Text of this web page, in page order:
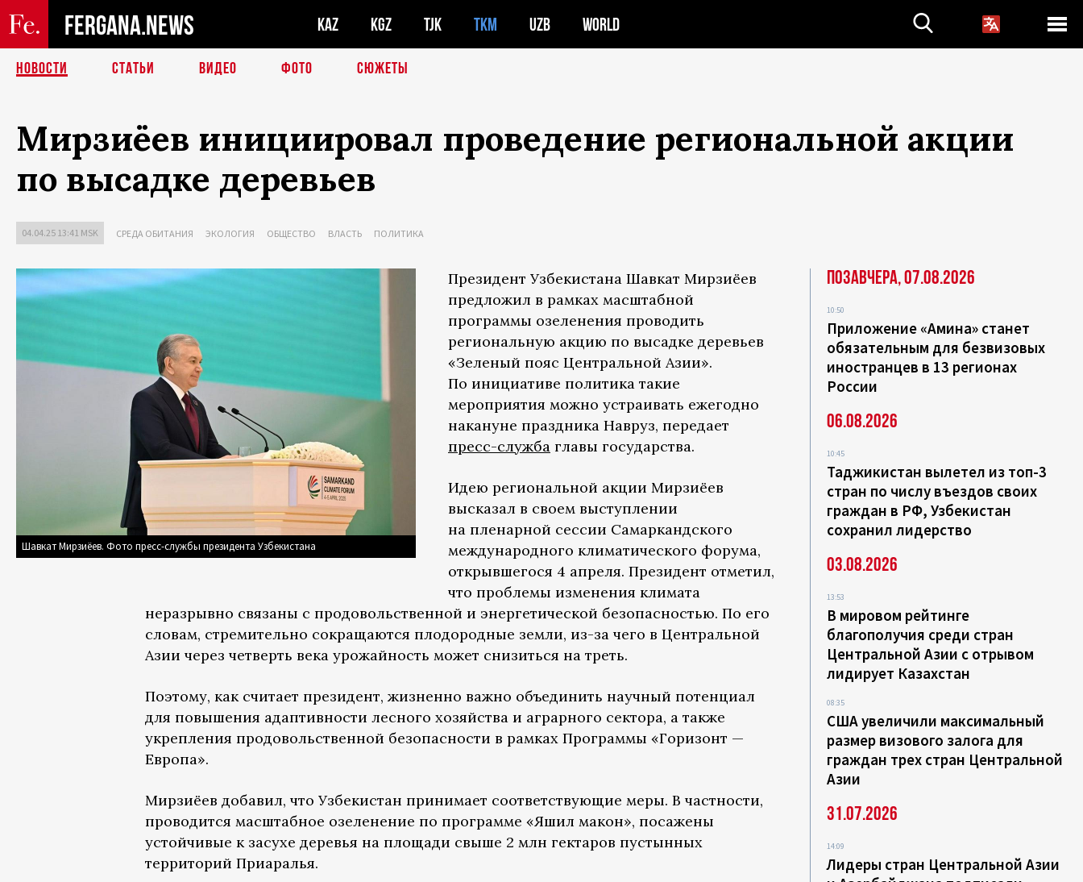
FERGANA.NEWS KAZ KGZ TJK TKM UZB WORLD
НОВОСТИ СТАТЬИ ВИДЕО ФОТО СЮЖЕТЫ
Мирзиёев инициировал проведение региональной акции
по высадке деревьев
04.04.25 13:41 MSK СРЕДА ОБИТАНИЯ ЭКОЛОГИЯ ОБЩЕСТВО ВЛАСТЬ ПОЛИТИКА
Шавкат Мирзиёев. Фото пресс-службы президента Узбекистана
Президент Узбекистана Шавкат Мирзиёев
предложил в рамках масштабной
программы озеленения проводить
региональную акцию по высадке деревьев
«Зеленый пояс Центральной Азии».
По инициативе политика такие
мероприятия можно устраивать ежегодно
накануне праздника Навруз, передает
пресс-служба главы государства.
Идею региональной акции Мирзиёев
высказал в своем выступлении
на пленарной сессии Самаркандского
международного климатического форума,
открывшегося 4 апреля. Президент отметил,
что проблемы изменения климата
неразрывно связаны с продовольственной и энергетической безопасностью. По его
словам, стремительно сокращаются плодородные земли, из-за чего в Центральной
Азии через четверть века урожайность может снизиться на треть.
Поэтому, как считает президент, жизненно важно объединить научный потенциал
для повышения адаптивности лесного хозяйства и аграрного сектора, а также
укрепления продовольственной безопасности в рамках Программы «Горизонт —
Европа».
Мирзиёев добавил, что Узбекистан принимает соответствующие меры. В частности,
проводится масштабное озеленение по программе «Яшил макон», посажены
устойчивые к засухе деревья на площади свыше 2 млн гектаров пустынных
территорий Приаралья.
Позавчера, 07.08.2026
10:50
Приложение «Амина» станет
обязательным для безвизовых
иностранцев в 13 регионах
России
06.08.2026
10:45
Таджикистан вылетел из топ-3
стран по числу въездов своих
граждан в РФ, Узбекистан
сохранил лидерство
03.08.2026
13:53
В мировом рейтинге
благополучия среди стран
Центральной Азии с отрывом
лидирует Казахстан
08:35
США увеличили максимальный
размер визового залога для
граждан трех стран Центральной
Азии
31.07.2026
14:09
Лидеры стран Центральной Азии